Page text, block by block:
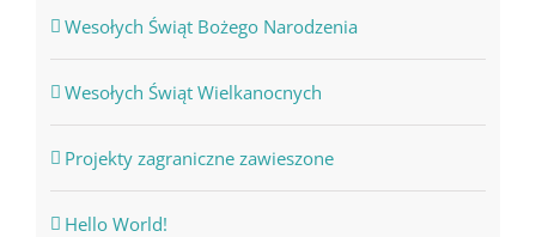
Wesołych Świąt Bożego Narodzenia
Wesołych Świąt Wielkanocnych
Projekty zagraniczne zawieszone
Hello World!